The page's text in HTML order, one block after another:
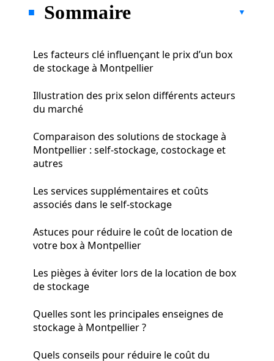
Sommaire
Les facteurs clé influençant le prix d’un box
de stockage à Montpellier
Illustration des prix selon différents acteurs
du marché
Comparaison des solutions de stockage à
Montpellier : self-stockage, costockage et
autres
Les services supplémentaires et coûts
associés dans le self-stockage
Astuces pour réduire le coût de location de
votre box à Montpellier
Les pièges à éviter lors de la location de box
de stockage
Quelles sont les principales enseignes de
stockage à Montpellier ?
Quels conseils pour réduire le coût du